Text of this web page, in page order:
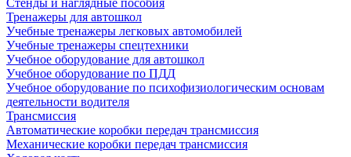
Стенды и наглядные пособия
Тренажеры для автошкол
Учебные тренажеры легковых автомобилей
Учебные тренажеры спецтехники
Учебное оборудование для автошкол
Учебное оборудование по ПДД
Учебное оборудование по психофизиологическим основам
деятельности водителя
Трансмиссия
Автоматические коробки передач трансмиссия
Механические коробки передач трансмиссия